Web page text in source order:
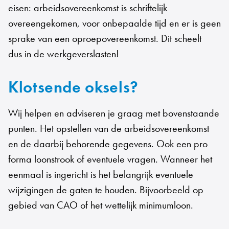
eisen: arbeidsovereenkomst is schriftelijk
overeengekomen, voor onbepaalde tijd en er is geen
sprake van een oproepovereenkomst. Dit scheelt
dus in de werkgeverslasten!
Klotsende oksels?
Wij helpen en adviseren je graag met bovenstaande
punten. Het opstellen van de arbeidsovereenkomst
en de daarbij behorende gegevens. Ook een pro
forma loonstrook of eventuele vragen. Wanneer het
eenmaal is ingericht is het belangrijk eventuele
wijzigingen de gaten te houden. Bijvoorbeeld op
gebied van CAO of het wettelijk minimumloon.